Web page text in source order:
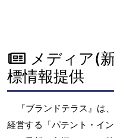
メディア(
標情報提供
『ブランドテラス』は
経営する「パテント・イ